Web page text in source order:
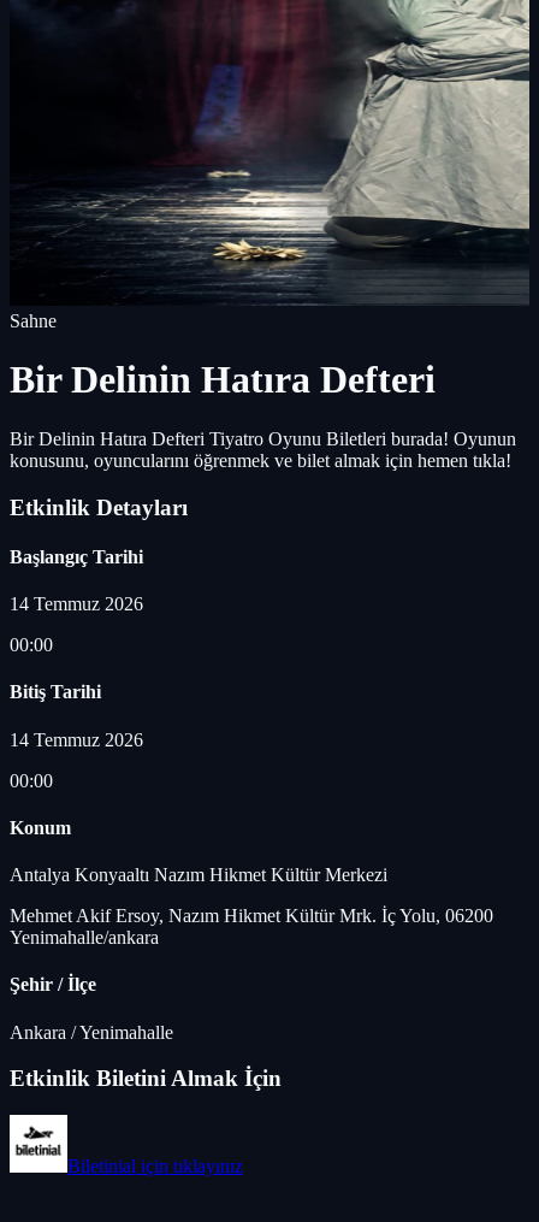
Sahne
Bir Delinin Hatıra Defteri
Bir Delinin Hatıra Defteri Tiyatro Oyunu Biletleri burada! Oyunun
konusunu, oyuncularını öğrenmek ve bilet almak için hemen tıkla!
Etkinlik Detayları
Başlangıç Tarihi
14 Temmuz 2026
00:00
Bitiş Tarihi
14 Temmuz 2026
00:00
Konum
Antalya Konyaaltı Nazım Hikmet Kültür Merkezi
Mehmet Akif Ersoy, Nazım Hikmet Kültür Mrk. İç Yolu, 06200
Yenimahalle/ankara
Şehir / İlçe
Ankara /Yenimahalle
Etkinlik Biletini Almak İçin
Biletinial için tıklayınız